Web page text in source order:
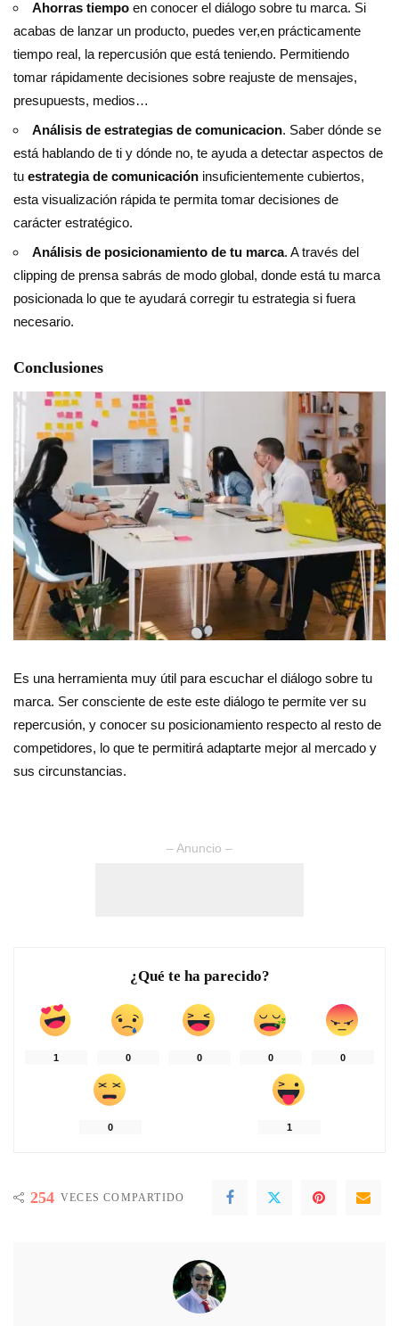
Ahorras tiempo en conocer el diálogo sobre tu marca. Si
acabas de lanzar un producto, puedes ver,en prácticamente
tiempo real, la repercusión que está teniendo. Permitiendo
tomar rápidamente decisiones sobre reajuste de mensajes,
presupuests, medios…
Análisis de estrategias de comunicacion. Saber dónde se
está hablando de ti y dónde no, te ayuda a detectar aspectos de
tu estrategia de comunicación insuficientemente cubiertos,
esta visualización rápida te permita tomar decisiones de
carácter estratégico.
Análisis de posicionamiento de tu marca. A través del
clipping de prensa sabrás de modo global, donde está tu marca
posicionada lo que te ayudará corregir tu estrategia si fuera
necesario.
Conclusiones
Es una herramienta muy útil para escuchar el diálogo sobre tu
marca. Ser consciente de este este diálogo te permite ver su
repercusión, y conocer su posicionamiento respecto al resto de
competidores, lo que te permitirá adaptarte mejor al mercado y
sus circunstancias.
– Anuncio –
¿Qué te ha parecido?
1 0 0 0 0
0 1
254 VECES COMPARTIDO